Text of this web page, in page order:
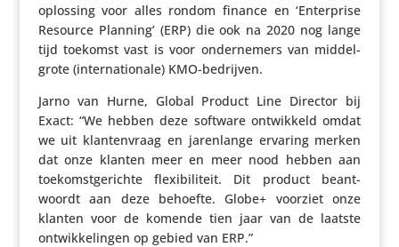
oplossing voor alles rondom finance en ‘Enter­prise
Resource Planning’ (ERP) die ook na 2020 nog lange
tijd toekomst vast is voor onder­ne­mers van middel­
grote (inter­na­ti­o­nale) KMO-bedrijven.
Jarno van Hurne, Global Product Line Director bij
Exact: “We hebben deze software ontwik­keld omdat
we uit klan­ten­vraag en jaren­lange ervaring merken
dat onze klanten meer en meer nood hebben aan
toekomst­ge­richte flexi­bi­li­teit. Dit product beant­
woordt aan deze behoefte. Globe+ voorziet onze
klanten voor de komende tien jaar van de laatste
ontwik­ke­lingen op gebied van ERP.”